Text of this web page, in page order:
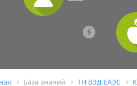
База знаний ТН ВЭД ЕАЭС